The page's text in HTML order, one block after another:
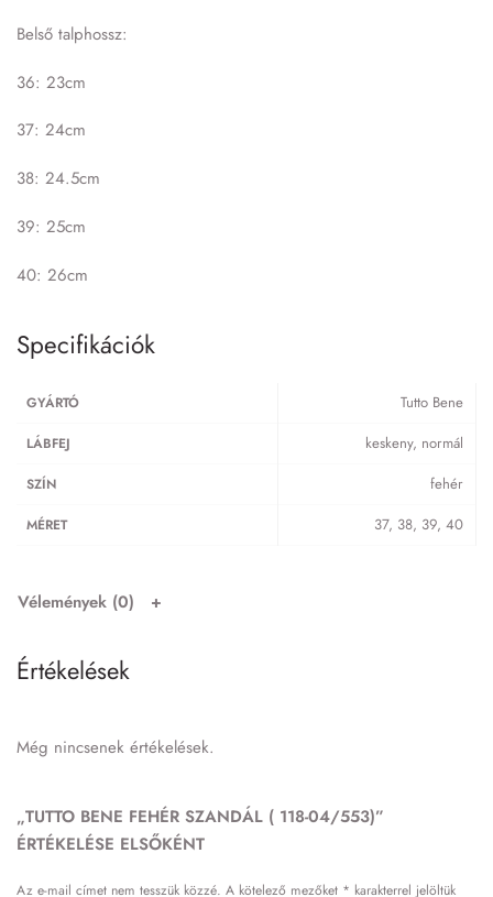
Belső talphossz:
36: 23cm
37: 24cm
38: 24.5cm
39: 25cm
40: 26cm
Specifikációk
GYÁRTÓ Tutto Bene
LÁBFEJ keskeny, normál
SZÍN fehér
MÉRET 37, 38, 39, 40
Vélemények (0)
Értékelések
Még nincsenek értékelések.
„TUTTO BENE FEHÉR SZANDÁL ( 118-04/553)”
ÉRTÉKELÉSE ELSŐKÉNT
Az e-mail címet nem tesszük közzé. A kötelező mezőket * karakterrel jelöltük